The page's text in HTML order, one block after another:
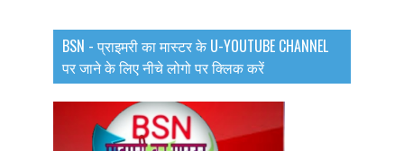
BSN - प्राइमरी का मास्टर के U-YOUTUBE CHANNEL
पर जाने के लिए नीचे लोगो पर क्लिक करें